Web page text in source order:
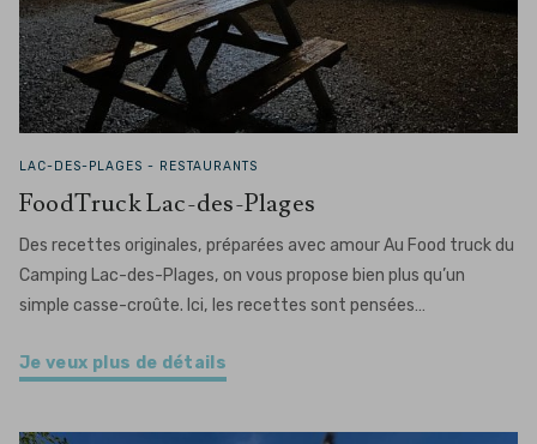
LAC-DES-PLAGES - RESTAURANTS
FoodTruck Lac-des-Plages
Des recettes originales, préparées avec amour Au Food truck du
Camping Lac-des-Plages, on vous propose bien plus qu’un
simple casse-croûte. Ici, les recettes sont pensées…
Je veux plus de détails